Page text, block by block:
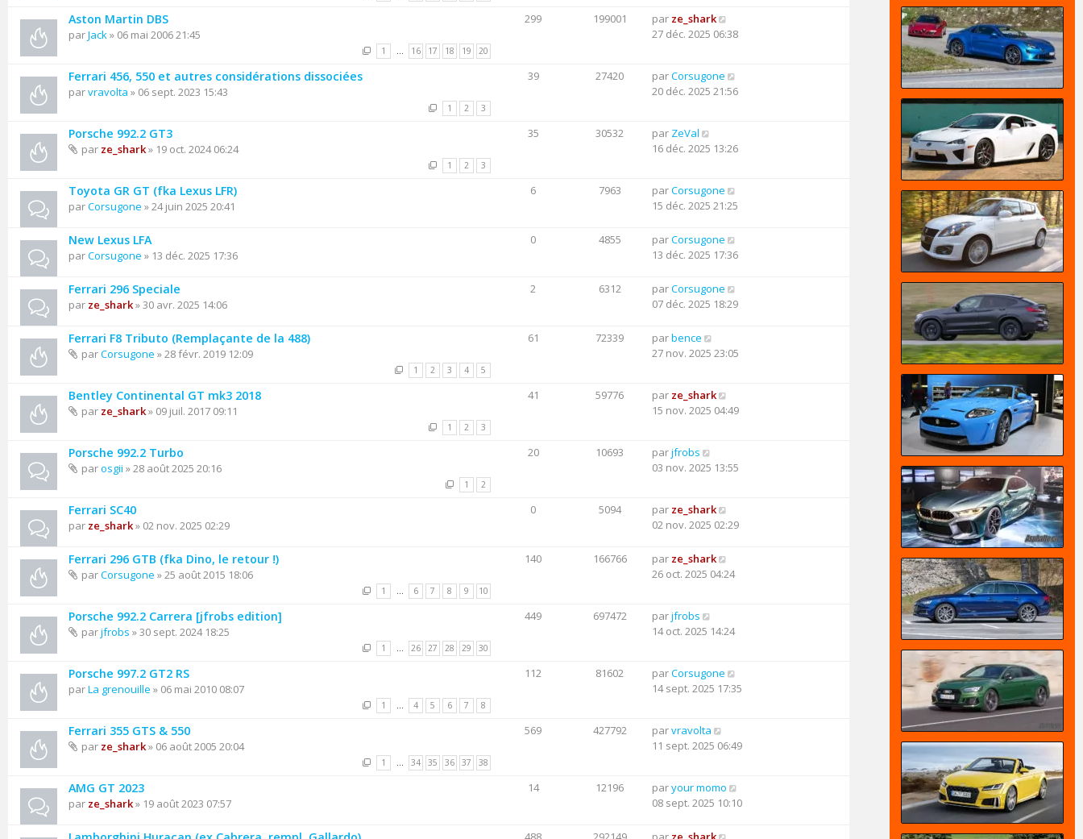
Aston Martin DBS
parJack» 06 mai 2006 21:45
1 … 16 17 18 19 20
299 199001 par ze_shark
27 déc. 2025 06:38
Ferrari 456, 550 et autres considérations dissociées
parvravolta » 06 sept. 2023 15:43
1 2 3
39 27420 parCorsugone
20 déc. 2025 21:56
Porsche 992.2 GT3
par ze_shark» 19 oct. 2024 06:24
1 2 3
35 30532 par ZeVal
16 déc. 2025 13:26
Toyota GR GT (fka Lexus LFR)
parCorsugone » 24 juin 2025 20:41
6 7963 parCorsugone
15 déc. 2025 21:25
New Lexus LFA
parCorsugone » 13 déc. 2025 17:36
0 4855 parCorsugone
13 déc. 2025 17:36
Ferrari 296 Speciale
par ze_shark» 30 avr. 2025 14:06
2 6312 parCorsugone
07 déc. 2025 18:29
Ferrari F8 Tributo (Remplaçante de la 488)
parCorsugone » 28 févr. 2019 12:09
1 2 3 4 5
61 72339 parbence
27 nov. 2025 23:05
Bentley Continental GT mk3 2018
par ze_shark» 09 juil. 2017 09:11
1 2 3
41 59776 par ze_shark
15 nov. 2025 04:49
Porsche 992.2 Turbo
parosgii » 28 août 2025 20:16
1 2
20 10693 parjfrobs
03 nov. 2025 13:55
Ferrari SC40
par ze_shark» 02 nov. 2025 02:29
0 5094 par ze_shark
02 nov. 2025 02:29
Ferrari 296 GTB (fka Dino, le retour !)
parCorsugone » 25 août 2015 18:06
1 … 6 7 8 9 10
140 166766 par ze_shark
26 oct. 2025 04:24
Porsche 992.2 Carrera [jfrobs edition]
parjfrobs » 30 sept. 2024 18:25
1 … 26 27 28 29 30
449 697472 parjfrobs
14 oct. 2025 14:24
Porsche 997.2 GT2 RS
parLa grenouille » 06 mai 2010 08:07
1 … 4 5 6 7 8
112 81602 parCorsugone
14 sept. 2025 17:35
Ferrari 355 GTS & 550
par ze_shark» 06 août 2005 20:04
1 … 34 35 36 37 38
569 427792 parvravolta
11 sept. 2025 06:49
AMG GT 2023
par ze_shark» 19 août 2023 07:57
14 12196 paryour momo
08 sept. 2025 10:10